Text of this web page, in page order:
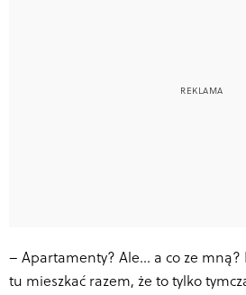
– Apartamenty? Ale… a co ze mną?
tu mieszkać razem, że to tylko